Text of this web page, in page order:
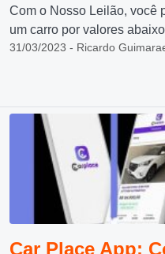
Com o Nosso Leilão, você
um carro por valores
31/03/2023 - Ricardo
Car Place App: